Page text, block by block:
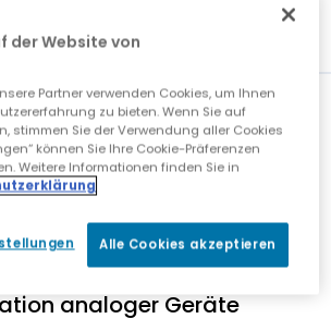
und
analoger Geräte
der Website von
Partner verwenden Cookies, um Ihnen
zu bieten. Wenn Sie auf
stimmen Sie der Verwendung aller Cookies
können Sie Ihre Cookie-Präferenzen
Weitere Informationen finden Sie in
Alle Cookies akzeptieren